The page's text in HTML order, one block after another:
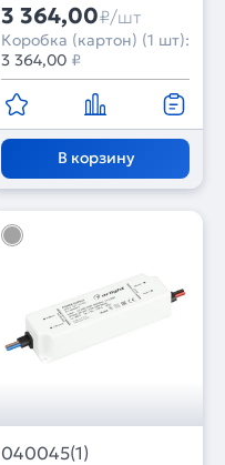
3 364,00₽/шт
Коробка (картон) (1 шт):
3 364,00 ₽
В корзину
040045(1)